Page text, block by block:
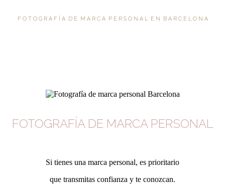
F O T O G R A F Í A D E M A R C A P E R S O N A L E N B A R C E L O N A
FOTOGRAFÍA DE MARCA PERSONAL
Si tienes una marca personal, es prioritario
que transmitas confianza y te conozcan.